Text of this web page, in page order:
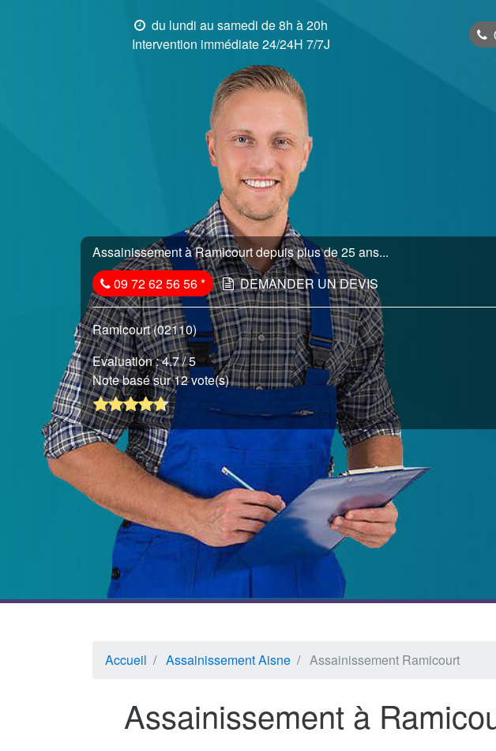
du lundi au samedi de 8h à 20h
Intervention immédiate 24/24H 7/7J
Assainissement à Ramicourt depuis plus de 25 ans...
09 72 62 56 56* DEMANDER UN DEVIS
Ramicourt (02110)
Evaluation :4.7/ 5
Note basé sur 12 vote(s)
Accueil Assainissement Aisne Assainissement Ramicourt
Assainissement à